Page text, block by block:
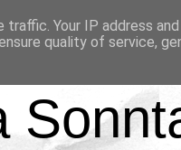
Your IP address
quality of service,